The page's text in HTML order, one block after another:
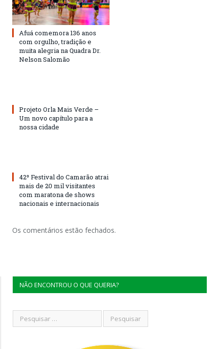
Afuá comemora 136 anos
com orgulho, tradição e
muita alegria na Quadra Dr.
Nelson Salomão
Projeto Orla Mais Verde –
Um novo capítulo para a
nossa cidade
42º Festival do Camarão atrai
mais de 20 mil visitantes
com maratona de shows
nacionais e internacionais
Os comentários estão fechados.
NÃO ENCONTROU O QUE QUERIA?